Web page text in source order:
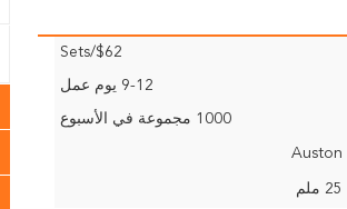
$62/Sets
9-12 يوم عمل
1000 مجموعة في الأسبوع
Auston
25 ملم